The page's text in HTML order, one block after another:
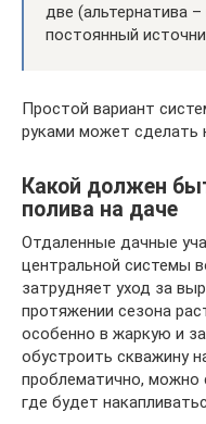
две (альтернатива
постоянный
Простой вариант
руками может сделать
Какой должен
полива на даче
Отдаленные дачные
центральной системы
затрудняет уход за
протяжении сезона
особенно в жаркую и
обустроить скважину
проблематично, можно
где будет